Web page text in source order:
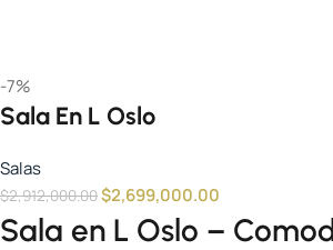
-7%
Sala En L Oslo
Salas
$2,912,000.00$2,699,000.00
Sala en L Oslo –